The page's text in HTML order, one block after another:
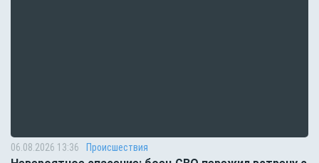
06.08.2026 13:36 Происшествия